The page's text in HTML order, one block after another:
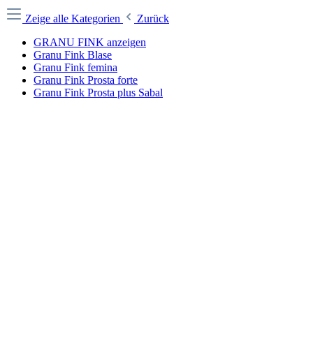
Zeige alle Kategorien
Zurück
GRANU FINK anzeigen
Granu Fink Blase
Granu Fink femina
Granu Fink Prosta forte
Granu Fink Prosta plus Sabal